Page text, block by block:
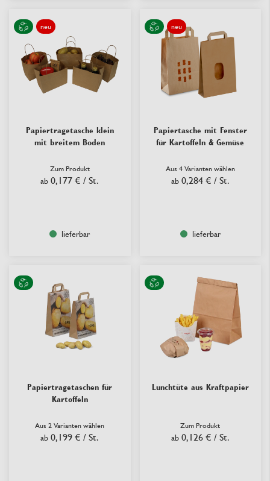
neu
Papiertragetasche klein
mit breitem Boden
Zum Produkt
ab 0,177 € / St.
lieferbar
neu
Papiertasche mit Fenster
für Kartoffeln & Gemüse
Aus 4 Varianten wählen
ab 0,284 € / St.
lieferbar
Papiertragetaschen für
Kartoffeln
Aus 2 Varianten wählen
ab 0,199 € / St.
Lunchtüte aus Kraftpapier
Zum Produkt
ab 0,126 € / St.